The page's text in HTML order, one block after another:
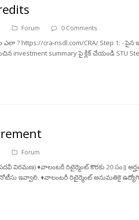
Forum 0 Comments
ఎలా ? https://cra-nsdl.com/CRA/ Step 1: -
investment summary పై క్లిక్ చేయండి STU
Forum
విరమణ) ♦️వాలంటరీ రిటైర్మెంట్ కొరకు 20 సం॥
ఇవ్వాలి. ♦️వాలంటరీ రిటైర్మెంట్ అనుమతికై ఉద్యోగి